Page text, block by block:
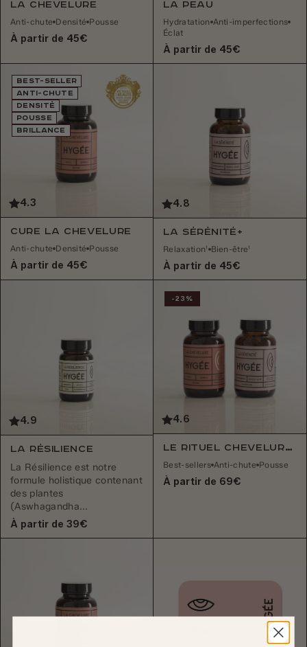
La Chevelure
Anti-chute Densité Pousse
À partir de 45€
La Peau
Hydratation Anti-imperfections
Éclat
À partir de 45€
BEST-SELLER
ANTI-CHUTE
DENSITÉ
POUSSE
BRILLANCE
4.3
Cure La Chevelure
Anti-chute Densité Pousse
À partir de 45€
4.8
La Sérénité+
Relaxation¹ Bien-être¹
À partir de 45€
4.9
La Résilience
La Résilience est notre
formule holistique contenant
des plantes
(Aswhagandha...
À partir de 39€
-23%
4.6
Le Rituel Chevelure & Sérénité+
Best-sellers Anti-chute Pousse
À partir de 69€